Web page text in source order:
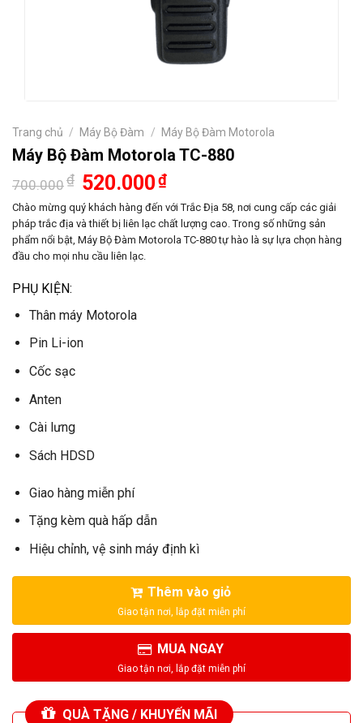
Trang chủ / Máy Bộ Đàm / Máy Bộ Đàm Motorola
Máy Bộ Đàm Motorola TC-880
700.000₫ Giá
gốc
là:
700.000₫.
520.000₫Giá
tại
là:
520.000₫.
Chào mừng quý khách hàng đến với Trắc Địa 58, nơi cung cấp các giải
pháp trắc địa và thiết bị liên lạc chất lượng cao. Trong số những sản
phẩm nổi bật, Máy Bộ Đàm Motorola TC-880 tự hào là sự lựa chọn hàng
đầu cho mọi nhu cầu liên lạc.
PHỤ KIỆN:
Thân máy Motorola
Pin Li-ion
Cốc sạc
Anten
Cài lưng
Sách HDSD
Giao hàng miễn phí
Tặng kèm quà hấp dẫn
Hiệu chỉnh, vệ sinh máy định kì
Thêm vào giỏ
MUA NGAY
QUÀ TẶNG / KHUYẾN MÃI